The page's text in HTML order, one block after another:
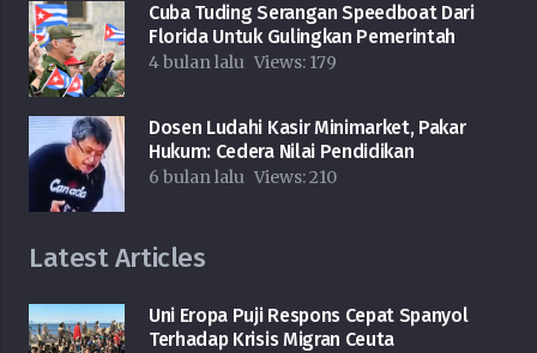
Cuba Tuding Serangan Speedboat Dari
Florida Untuk Gulingkan Pemerintah
4 bulan lalu Views: 179
Dosen Ludahi Kasir Minimarket, Pakar
Hukum: Cedera Nilai Pendidikan
6 bulan lalu Views:210
Latest Articles
Uni Eropa Puji Respons Cepat Spanyol
Terhadap Krisis Migran Ceuta